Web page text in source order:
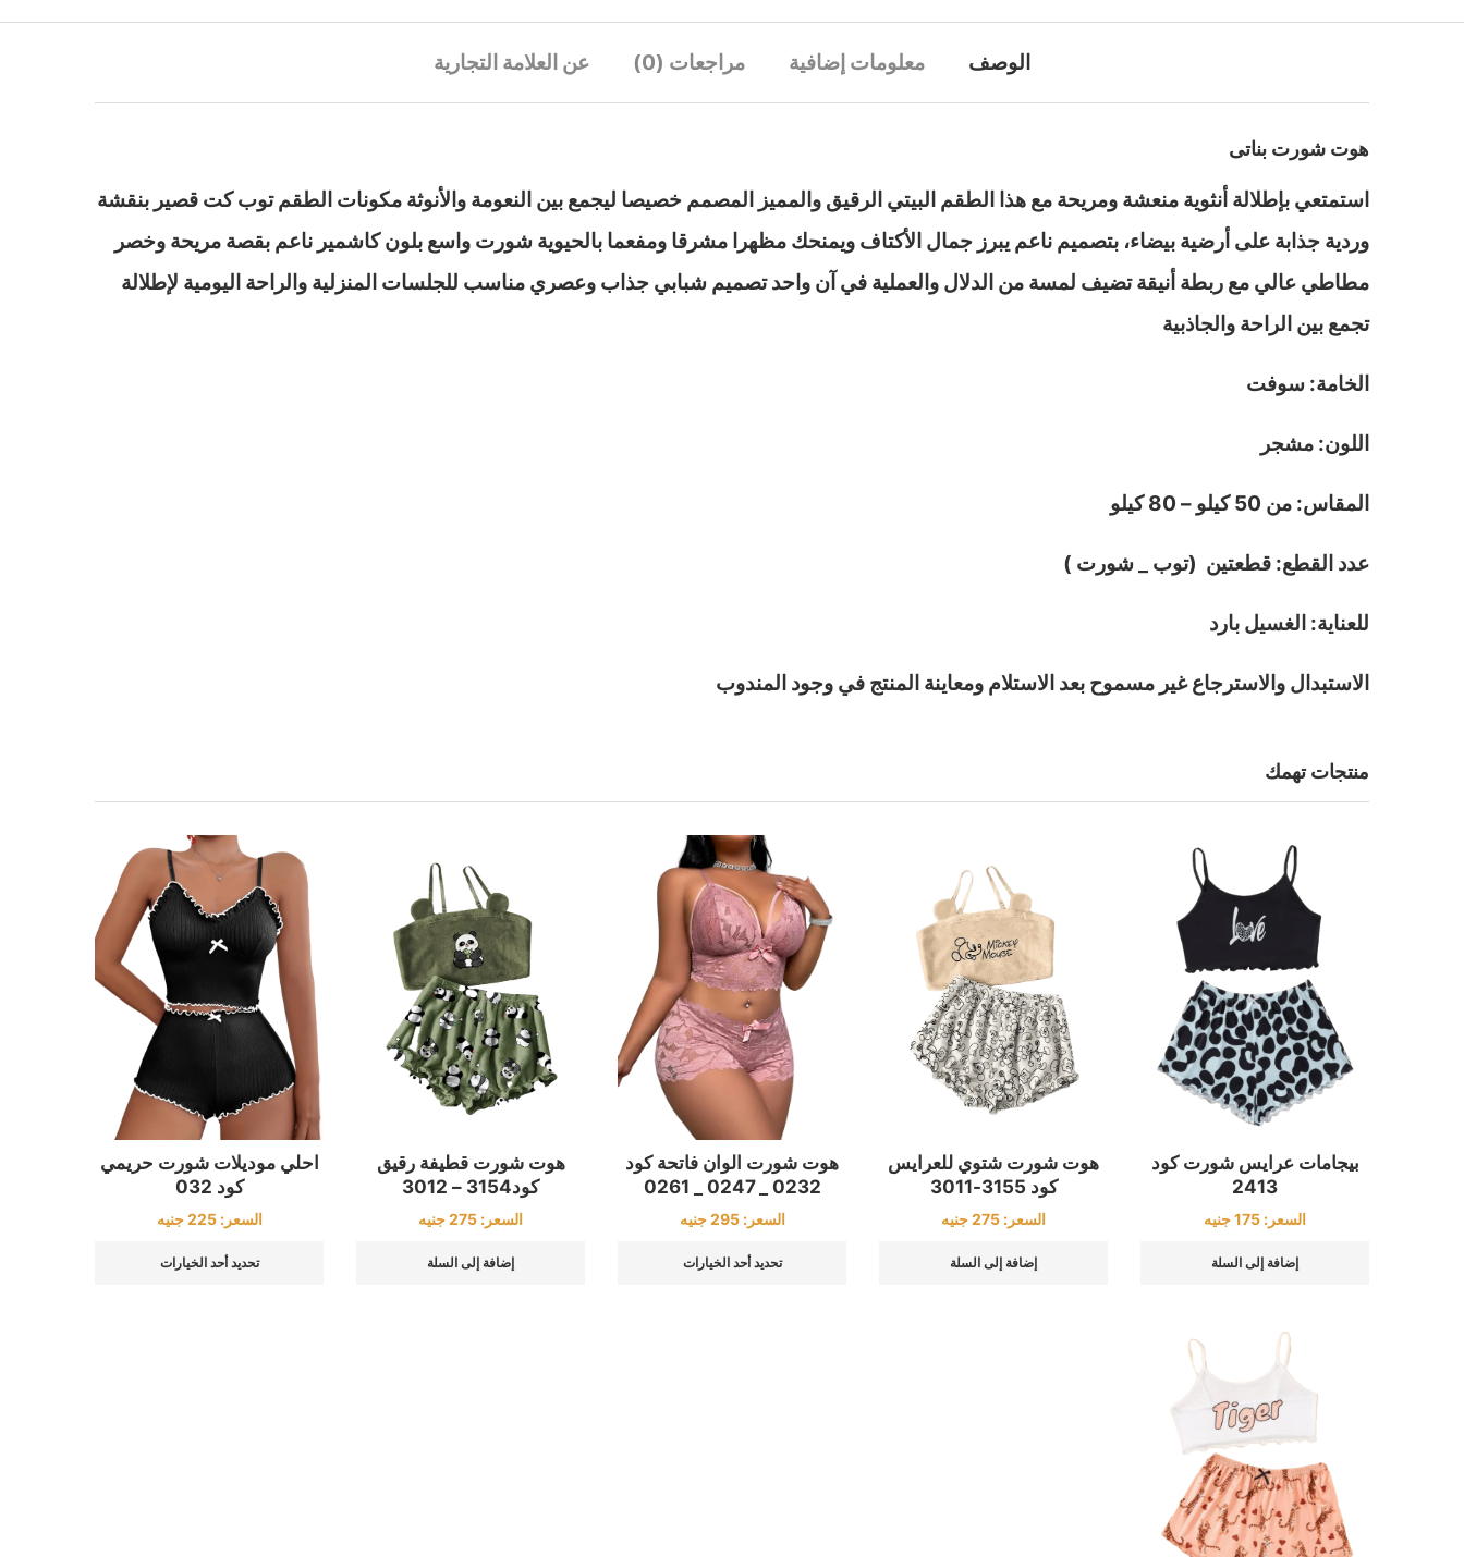
الوصف معلومات إضافية مراجعات (0) عن العلامة التجارية
هوت شورت بناتى
استمتعي بإطلالة أنثوية منعشة ومريحة مع هذا الطقم البيتي الرقيق والمميز المصمم خصيصا ليجمع بين النعومة والأنوثة مكونات الطقم توب كت قصير بنقشة
وردية جذابة على أرضية بيضاء، بتصميم ناعم يبرز جمال الأكتاف ويمنحك مظهرا مشرقا ومفعما بالحيوية شورت واسع بلون كاشمير ناعم بقصة مريحة وخصر
مطاطي عالي مع ربطة أنيقة تضيف لمسة من الدلال والعملية في آن واحد تصميم شبابي جذاب وعصري مناسب للجلسات المنزلية والراحة اليومية لإطلالة
تجمع بين الراحة والجاذبية
الخامة: سوفت
اللون: مشجر
المقاس: من 50 كيلو – 80 كيلو
عدد القطع: قطعتين (توب _ شورت )
للعناية: الغسيل بارد
الاستبدال والاسترجاع غير مسموح بعد الاستلام ومعاينة المنتج في وجود المندوب
منتجات تهمك
بيجامات عرايس شورت كود
2413
السعر: 175جنيه
إضافة إلى السلة
هوت شورت شتوي للعرايس
كود 3155-3011
السعر: 275جنيه
إضافة إلى السلة
هوت شورت الوان فاتحة كود
0232 _ 0247 _ 0261
السعر:295 جنيه
تحديد أحد الخيارات
هوت شورت قطيفة رقيق
كود3154 – 3012
السعر: 275جنيه
إضافة إلى السلة
احلي موديلات شورت حريمي
كود 032
السعر:225 جنيه
تحديد أحد الخيارات